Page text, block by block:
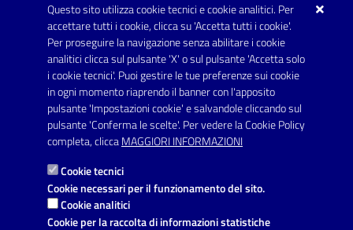
Questo sito utilizza cookie tecnici e cookie analitici. Per
accettare tutti i cookie, clicca su 'Accetta tutti i cookie'.
Per proseguire la navigazione senza abilitare i cookie
analitici clicca sul pulsante 'X' o sul pulsante 'Accetta solo
i cookie tecnici'. Puoi gestire le tue preferenze sui cookie
in ogni momento riaprendo il banner con l'apposito
pulsante 'Impostazioni cookie' e salvandole cliccando sul
pulsante 'Conferma le scelte'. Per vedere la Cookie Policy
completa, cliccaMAGGIORI INFORMAZIONI
Cookie tecnici
Cookie necessari per il funzionamento del sito.
Cookie analitici
Cookie per la raccolta di informazioni statistiche
URP - Ufficio Relazioni con il Pubblico
SEGUICI SU
Youtube
Link utili
Informativa privacy
Dichiarazione di accessibilità
Note legali